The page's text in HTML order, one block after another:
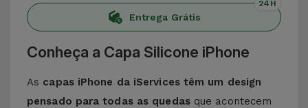
Entrega Grátis
24H
Conheça a Capa Silicone iPhone
As capas iPhone da iServices têm um design
pensado para todas as quedasque acontecem